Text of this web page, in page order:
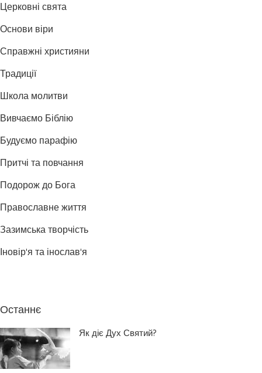
Церковні свята
Основи віри
Справжні християни
Традиції
Школа молитви
Вивчаємо Біблію
Будуємо парафію
Притчі та повчання
Подорож до Бога
Православне життя
Зазимська творчість
Іновір'я та інослав'я
Останнє
Як діє Дух Святий?